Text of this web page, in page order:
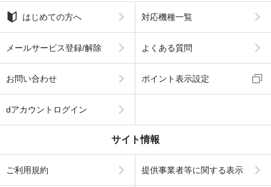
はじめての方へ 対応機種一覧
メールサービス登録/解除 よくある質問
お問い合わせ ポイント表示設定
dアカウントログイン
サイト情報
ご利用規約 提供事業者等に関する表示